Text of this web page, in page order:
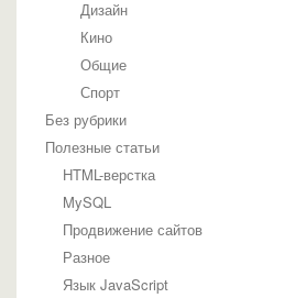
Дизайн
Кино
Общие
Спорт
Без рубрики
Полезные статьи
HTML-верстка
MySQL
Продвижение сайтов
Разное
Язык JavaScript